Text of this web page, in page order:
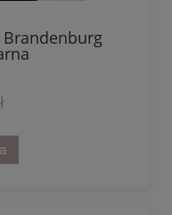
Brandenburg